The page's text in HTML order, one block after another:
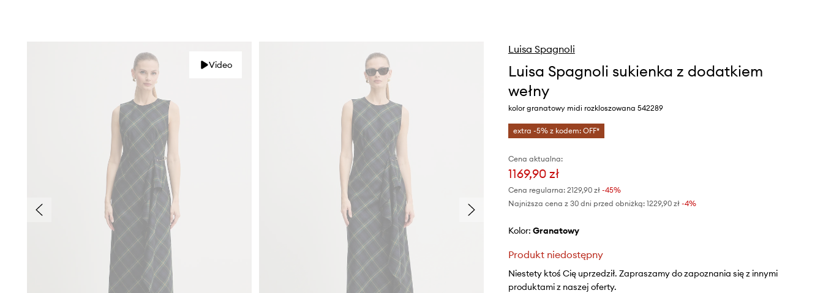
Video
Luisa Spagnoli
Luisa Spagnoli sukienka z dodatkiem
wełny
kolor granatowy midi rozkloszowana 542289
extra -5% z kodem: OFF*
Cena aktualna:
1169,90 zł
Cena regularna: 2129,90 zł-45%
Najniższa cena z 30 dni przed obniżką: 1229,90 zł -4%
Kolor: granatowy
Produkt niedostępny
Niestety ktoś Cię uprzedził. Zapraszamy do zapoznania się z innymi
produktami z naszej oferty.